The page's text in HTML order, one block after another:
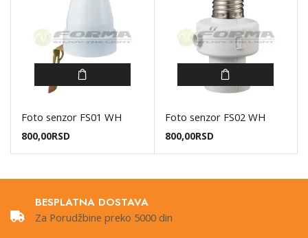
Foto senzor FS01 WH
800,00RSD
Foto senzor FS02 WH
800,00RSD
BESPLATNA DOSTAVA
Za Porudžbine preko 5000 din